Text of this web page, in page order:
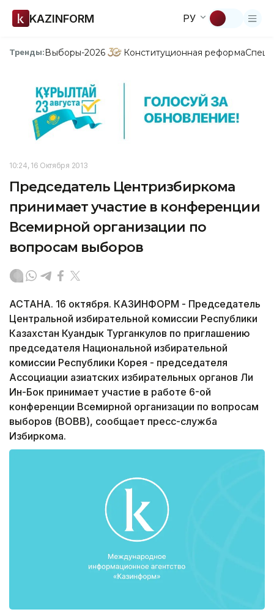
KAZINFORM РУ
Тренды:Выборы-2026 Конституционная реформа
10:24, 16 Октября 2013
Председатель Центризбиркома
принимает участие в конференции
Всемирной организации по
вопросам выборов
АСТАНА. 16 октября. КАЗИНФОРМ - Председатель
Центральной избирательной комиссии Республики
Казахстан Куандык Турганкулов по приглашению
председателя Национальной избирательной
комиссии Республики Корея - председателя
Ассоциации азиатских избирательных органов Ли
Ин-Бок принимает участие в работе 6-ой
конференции Всемирной организации по вопросам
выборов (ВОВВ), сообщает пресс-служба
Избиркома.